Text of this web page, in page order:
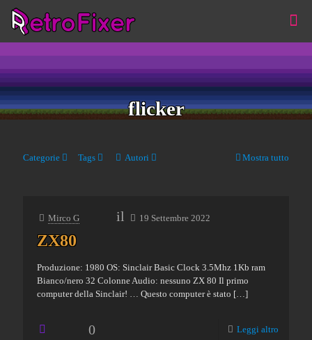
flicker
Categorie Tags Autori Mostra tutto
Mirco G il 19 Settembre 2022
ZX80
Produzione: 1980 OS: Sinclair Basic Clock 3.5Mhz 1Kb ram
Bianco/nero 32 Colonne Audio: nessuno ZX 80 Il primo
computer della Sinclair! … Questo computer è stato […]
0 Leggi altro